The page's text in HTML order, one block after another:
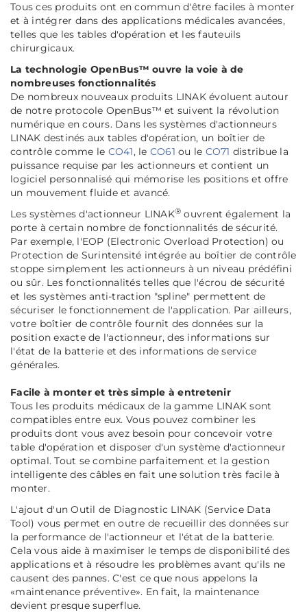
Tous ces produits ont en commun d'être faciles à monter
et à intégrer dans des applications médicales avancées,
telles que les tables d'opération et les fauteuils
chirurgicaux.
La technologie OpenBus™ ouvre la voie à de
nombreuses fonctionnalités
De nombreux nouveaux produits LINAK évoluent autour
de notre protocole OpenBus™ et suivent la révolution
numérique en cours. Dans les systèmes d'actionneurs
LINAK destinés aux tables d'opération, un boîtier de
contrôle comme le CO41, le CO61 ou le CO71 distribue la
puissance requise par les actionneurs et contient un
logiciel personnalisé qui mémorise les positions et offre
un mouvement fluide et avancé.
Les systèmes d'actionneur LINAK® ouvrent également la
porte à certain nombre de fonctionnalités de sécurité.
Par exemple, l'EOP (Electronic Overload Protection) ou
Protection de Surintensité intégrée au boîtier de contrôle
stoppe simplement les actionneurs à un niveau prédéfini
ou sûr. Les fonctionnalités telles que l'écrou de sécurité
et les systèmes anti-traction "spline" permettent de
sécuriser le fonctionnement de l'application. Par ailleurs,
votre boîtier de contrôle fournit des données sur la
position exacte de l'actionneur, des informations sur
l'état de la batterie et des informations de service
générales.
Facile à monter et très simple à entretenir
Tous les produits médicaux de la gamme LINAK sont
compatibles entre eux. Vous pouvez combiner les
produits dont vous avez besoin pour concevoir votre
table d'opération et disposer d'un système d'actionneur
optimal. Tout se combine parfaitement et la gestion
intelligente des câbles en fait une solution très facile à
monter.
L'ajout d'un Outil de Diagnostic LINAK (Service Data
Tool) vous permet en outre de recueillir des données sur
la performance de l'actionneur et l'état de la batterie.
Cela vous aide à maximiser le temps de disponibilité des
applications et à résoudre les problèmes avant qu'ils ne
causent des pannes. C'est ce que nous appelons la
«maintenance préventive». En fait, la maintenance
devient presque superflue.